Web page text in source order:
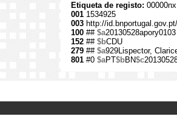
Etiqueta de registo:
001 1534925
003 http://
100 ## $a
152 ## $bCDU
279 ## $a929Lispector,
801 #0 $aPT$bBN$c